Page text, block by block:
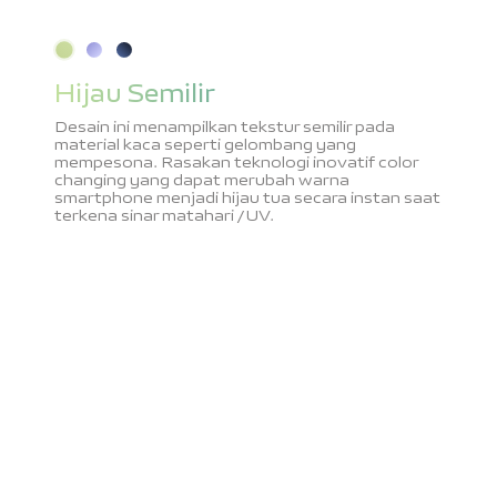
Hijau Semilir
Desain ini menampilkan tekstur semilir pada
material kaca seperti gelombang yang
mempesona. Rasakan teknologi inovatif color
changing yang dapat merubah warna
smartphone menjadi hijau tua secara instan saat
terkena sinar matahari / UV.